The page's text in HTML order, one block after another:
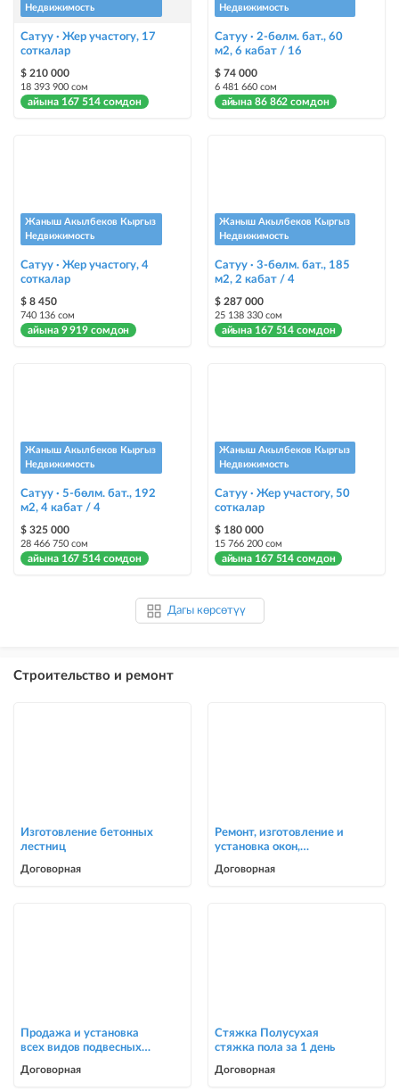
Чаптамалар
Опциялары бар жаркыраган стикерлер сиздин мүлкүңүздү
башкалардан өзгөчөлөнтүп, аны тезирээк сатууга жардам берет
Недвижимость
Сатуу · Жер участогу, 17
соткалар
$ 210 000
18 393 900 сом
айына 167 514 сомдон
Недвижимость
Сатуу · 2-бөлм. бат., 60
м2, 6 кабат / 16
$ 74 000
6 481 660 сом
айына 86 862 сомдон
Жаныш Акылбеков Кыргыз
Недвижимость
Сатуу · Жер участогу, 4
соткалар
$ 8 450
740 136 сом
айына 9 919 сомдон
Жаныш Акылбеков Кыргыз
Недвижимость
Сатуу · 3-бөлм. бат., 185
м2, 2 кабат / 4
$ 287 000
25 138 330 сом
айына 167 514 сомдон
Жаныш Акылбеков Кыргыз
Недвижимость
Сатуу · 5-бөлм. бат., 192
м2, 4 кабат / 4
$ 325 000
28 466 750 сом
айына 167 514 сомдон
Жаныш Акылбеков Кыргыз
Недвижимость
Сатуу · Жер участогу, 50
соткалар
$ 180 000
15 766 200 сом
айына 167 514 сомдон
Дагы көрсөтүү
Строительство и ремонт
Изготовление бетонных
лестниц
Договорная
Ремонт, изготовление и
установка окон,
Договорная
Продажа и установка
всех видов подвесных
Договорная
Стяжка Полусухая
стяжка пола за 1 день
Договорная